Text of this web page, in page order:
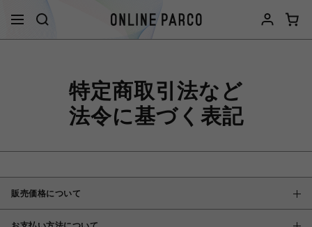
特定商取引法など
法令に基づく表記
販売価格について